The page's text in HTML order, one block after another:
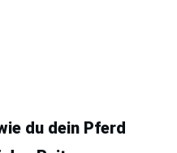
du dein Pferd